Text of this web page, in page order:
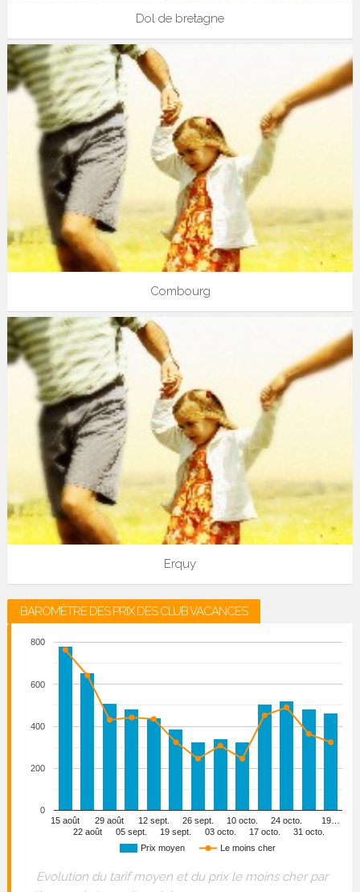
Dol de bretagne
Combourg
Erquy
BAROMÈTRE DES PRIX DES CLUB VACANCES
Prix moyen Le moins cher
15 août
22 août
29 août
05 sept.
12 sept.
19 sept.
26 sept.
03 octo.
10 octo.
17 octo.
24 octo.
31 octo.
19…
0
200
400
600
800
Evolution du tarif moyen et du prix le moins cher par